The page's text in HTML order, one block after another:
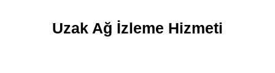
Uzak Ağ İzleme Hizmeti